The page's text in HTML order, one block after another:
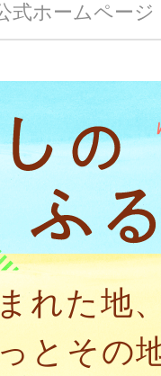
式ホームページ
れた地
とその